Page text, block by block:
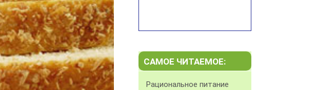
САМОЕ ЧИТАЕМОЕ:
Рациональное питание